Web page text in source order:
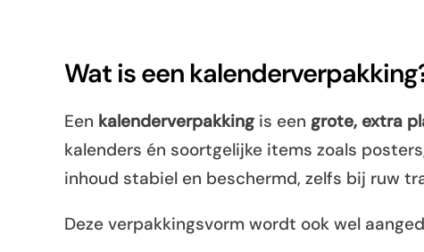
Wat is een
Een kalenderverpakking is een grote, extra
kalenders én soortgelijke items zoals
inhoud stabiel en beschermd, zelfs bij ruw
Deze verpakkingsvorm wordt ook wel